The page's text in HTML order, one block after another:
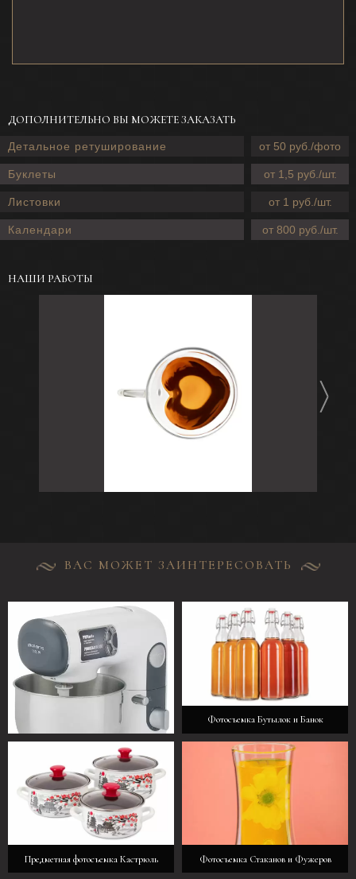
ДОПОЛНИТЕЛЬНО ВЫ МОЖЕТЕ ЗАКАЗАТЬ
Детальное ретуширование от 50 руб./фото
Буклеты от 1,5 руб./шт.
Листовки от 1 руб./шт.
Календари от 800 руб./шт.
НАШИ РАБОТЫ
ВАС МОЖЕТ ЗАИНТЕРЕСОВАТЬ
Фотосъемка Миксеров и Блендеров
Фотосъемка Бутылок и Банок
Предметная фотосъемка Кастрюль Фотосъемка Стаканов и Фужеров